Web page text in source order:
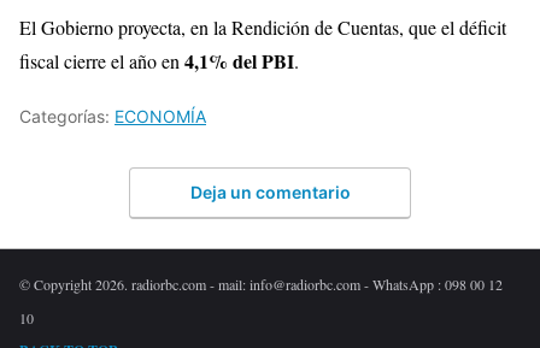
El Gobierno proyecta, en la Rendición de Cuentas, que el déficit
fiscal cierre el año en4,1% del PBI.
Categorías: ECONOMÍA
Deja un comentario
© Copyright 2026. radiorbc.com - mail: info@radiorbc.com - WhatsApp : 098 00 12
10